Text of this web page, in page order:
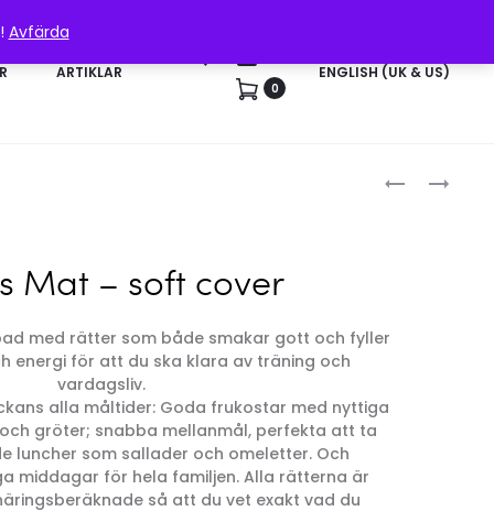
Avfärda
ARTIKLAR
0
ENGLISH (UK & US)
STARKA
TRÄNING
Mat – soft cover
med rätter som både smakar gott och fyller
energi för att du ska klara av träning och
vardagsliv.
alla måltider: Goda frukostar med nyttiga
gröter; snabba mellanmål, perfekta att ta
luncher som sallader och omeletter. Och
middagar för hela familjen. Alla rätterna är
så att du vet exakt vad du